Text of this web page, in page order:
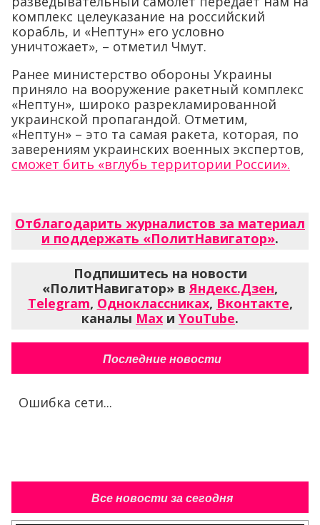
комплекс целеуказание на российский
корабль, и «Нептун» его условно
уничтожает», – отметил Чмут.
Ранее министерство обороны Украины
приняло на вооружение ракетный комплекс
«Нептун», широко разрекламированной
украинской пропагандой. Отметим,
«Нептун» – это та самая ракета, которая, по
заверениям украинских военных экспертов,
сможет бить «вглубь территории России».
Отблагодарить журналистов за материал
и поддержать «ПолитНавигатор».
Подпишитесь на новости
«ПолитНавигатор» в Яндекс.Дзен,
Telegram, Одноклассниках, Вконтакте,
каналы Max и YouTube.
Последние новости
Ошибка сети...
Все новости за сегодня